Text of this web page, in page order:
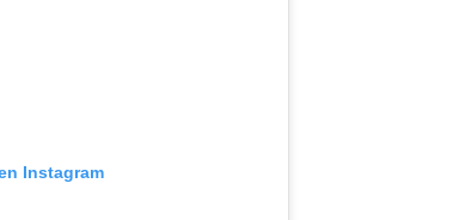
Instagram